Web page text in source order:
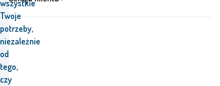
wszystkie
Twoje
potrzeby,
niezależnie
od
tego,
czy